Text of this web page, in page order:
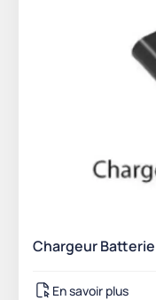
Chargeur
En savoir plus